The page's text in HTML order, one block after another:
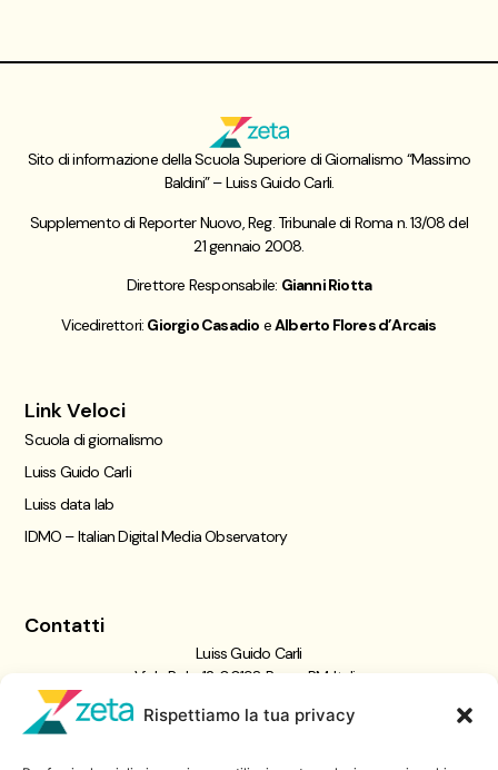
Rispettiamo la tua privacy
Sito di informazione della Scuola Superiore di Giornalismo “Massimo
Baldini” – Luiss Guido Carli.
Supplemento di Reporter Nuovo, Reg. Tribunale di Roma n. 13/08 del
21 gennaio 2008.
Direttore Responsabile: Gianni Riotta
Vicedirettori: Giorgio Casadio eAlberto Flores d’Arcais
Link Veloci
Scuola di giornalismo
Luiss Guido Carli
Luiss data lab
IDMO – Italian Digital Media Observatory
Contatti
Luiss Guido Carli
Viale Pola, 12, 00198 Roma RM, Italia
06 8522 5358